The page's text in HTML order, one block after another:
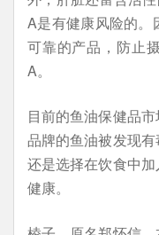
A是有健康风险的。
可靠的产品，防止
A。
目前的鱼油保健品
品牌的鱼油被发现
还是选择在饮食中
健康。